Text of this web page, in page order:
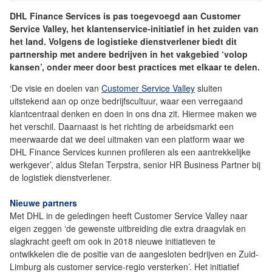
DHL Finance Services is pas toegevoegd aan Customer
Service Valley, het klantenservice-initiatief in het zuiden van
het land. Volgens de logistieke dienstverlener biedt dit
partnership met andere bedrijven in het vakgebied ‘volop
kansen’, onder meer door best practices met elkaar te delen.
‘De visie en doelen van Customer Service Valley sluiten
uitstekend aan op onze bedrijfscultuur, waar een verregaand
klantcentraal denken en doen in ons dna zit. Hiermee maken we
het verschil. Daarnaast is het richting de arbeidsmarkt een
meerwaarde dat we deel uitmaken van een platform waar we
DHL Finance Services kunnen profileren als een aantrekkelijke
werkgever’, aldus Stefan Terpstra, senior HR Business Partner bij
de logistiek dienstverlener.
Nieuwe partners
Met DHL in de geledingen heeft Customer Service Valley naar
eigen zeggen ‘de gewenste uitbreiding die extra draagvlak en
slagkracht geeft om ook in 2018 nieuwe initiatieven te
ontwikkelen die de positie van de aangesloten bedrijven en Zuid-
Limburg als customer service-regio versterken’. Het initiatief